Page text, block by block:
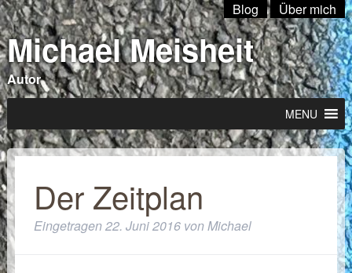
Blog Über mich
Michael Meisheit
Autor
MENU
Der Zeitplan
Eingetragen22. Juni 2016 vonMichael